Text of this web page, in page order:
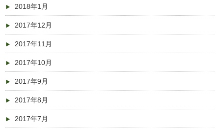
2018年1月
2017年12月
2017年11月
2017年10月
2017年9月
2017年8月
2017年7月